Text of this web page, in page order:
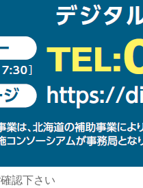
認下さい